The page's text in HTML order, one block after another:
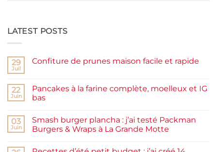
LATEST POSTS
29
Juil
Confiture de prunes maison facile et rapide
Confiture
de
prunes
et
rapide
22
Juin
Pancakes à la farine complète, moelleux et IG
bas
sur
Pancakes
à
03
Juin
Smash burger plancha : j’ai testé Packman
Burgers & Wraps à La Grande Motte